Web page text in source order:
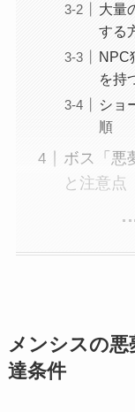
大量
する
NPC
を持
ショ
順
ボス「悪
と注意点
メンシスの悪
達条件